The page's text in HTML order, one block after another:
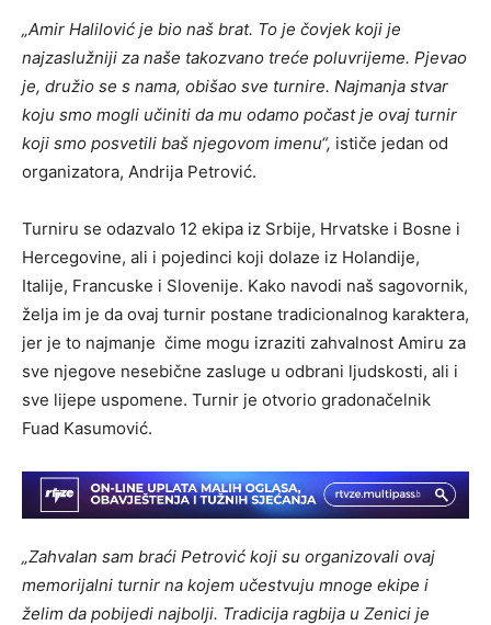
„Amir Halilović je bio naš brat. To je čovjek koji je
najzaslužniji za naše takozvano treće poluvrijeme. Pjevao
je, družio se s nama, obišao sve turnire. Najmanja stvar
koju smo mogli učiniti da mu odamo počast je ovaj turnir
koji smo posvetili baš njegovom imenu“, ističe jedan od
organizatora, Andrija Petrović.
Turniru se odazvalo 12 ekipa iz Srbije, Hrvatske i Bosne i
Hercegovine, ali i pojedinci koji dolaze iz Holandije,
Italije, Francuske i Slovenije. Kako navodi naš sagovornik,
želja im je da ovaj turnir postane tradicionalnog karaktera,
jer je to najmanje čime mogu izraziti zahvalnost Amiru za
sve njegove nesebične zasluge u odbrani ljudskosti, ali i
sve lijepe uspomene. Turnir je otvorio gradonačelnik
Fuad Kasumović.
„Zahvalan sam braći Petrović koji su organizovali ovaj
memorijalni turnir na kojem učestvuju mnoge ekipe i
želim da pobijedi najbolji. Tradicija ragbija u Zenici je